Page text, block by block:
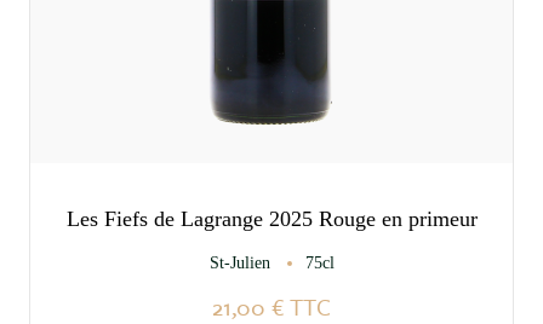
Les Fiefs de Lagrange 2025 Rouge en primeur
St-Julien 75cl
21,00 €TTC